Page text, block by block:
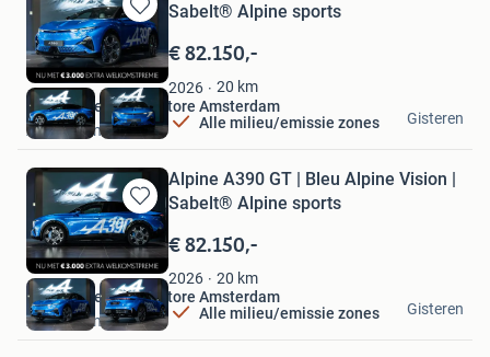
Bewaren
in
Mijn
Favorieten
Sabelt® Alpine sports
€ 82.150,-
2026 20 km
Alle milieu/emissie zones
Van Mossel Alpine Store Amsterdam
Amsterdam
Gisteren
Bewaren
in
Mijn
Favorieten
Alpine A390 GT | Bleu Alpine Vision |
Sabelt® Alpine sports
€ 82.150,-
2026 20 km
Alle milieu/emissie zones
Van Mossel Alpine Store Amsterdam
Amsterdam
Gisteren